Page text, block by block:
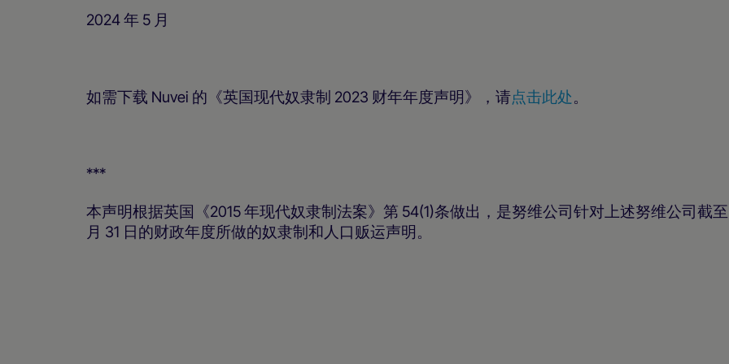
2024 年 5 月
如需下载 Nuvei 的《英国现代奴隶制 2023 财年年度声明》，请点击此处。
***
本声明根据英国《2015 年现代奴隶制法案》第 54(1)条做出，是努维公司针对上述努维公司截至
月 31 日的财政年度所做的奴隶制和人口贩运声明。